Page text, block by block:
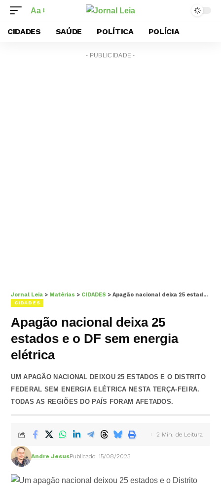
Aa
CIDADES SAÚDE POLÍTICA POLÍCIA
- PUBLICIDADE -
Jornal Leia > Matérias > CIDADES >Apagão nacional deixa 25 estados e o DF sem energia elétrica
CIDADES
Apagão nacional deixa 25
estados e o DF sem energia
elétrica
UM APAGÃO NACIONAL DEIXOU 25 ESTADOS E O DISTRITO
FEDERAL SEM ENERGIA ELÉTRICA NESTA TERÇA-FEIRA.
TODAS AS REGIÕES DO PAÍS FORAM AFETADOS.
Andre JesusPublicado: 15/08/2023
2 Min. de Leitura